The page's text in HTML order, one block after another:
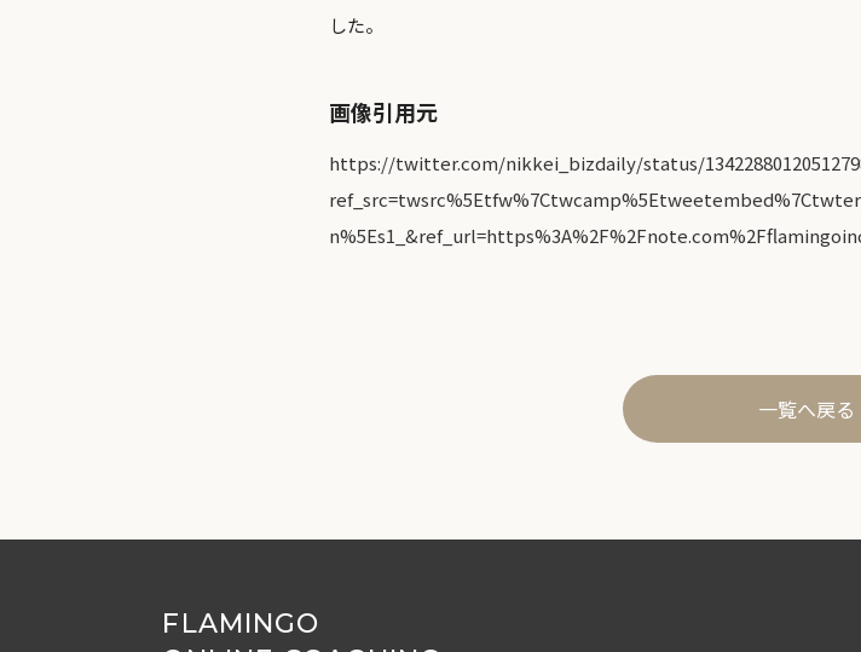
した。
画像引用元
https://twitter.com/nikkei_bizdaily/status/
一覧へ戻る
FLAMINGO